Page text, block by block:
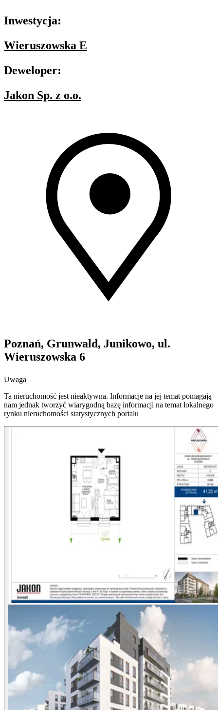
Inwestycja:
Wieruszowska E
Deweloper:
Jakon Sp. z o.o.
Poznań, Grunwald, Junikowo, ul.
Wieruszowska 6
Uwaga
Ta nieruchomość jest nieaktywna. Informacje na jej temat pomagają
nam jednak tworzyć wiarygodną bazę informacji na temat lokalnego
rynku nieruchomości statystycznych portalu